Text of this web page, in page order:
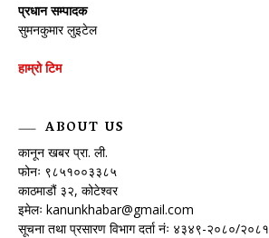
प्रधान सम्पादक
सुमनकुमार लुइटेल
हाम्रो टिम
ABOUT US
कानून खबर प्रा. ली.
फोनः ९८५१००३३८५
काठमाडौं ३२, कोटेश्वर
इमेलः kanunkhabar@gmail.com
सूचना तथा प्रसारण विभाग दर्ता नंः ४३४९-२०८०/२०८१